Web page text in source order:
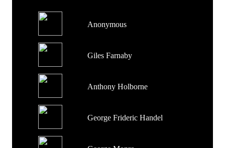
Anonymous
Giles Farnaby
Anthony Holborne
George Frideric Handel